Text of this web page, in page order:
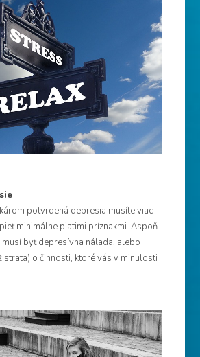
potvrdená depresia musíte viac
minimálne piatimi príznakmi. Aspoň
musí byť depresívna nálada, alebo
strata) o činnosti, ktoré vás v minulosti